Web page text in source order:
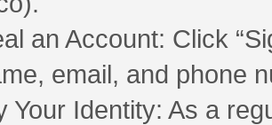
an Account: Click
email, and phone
Your Identity: As a